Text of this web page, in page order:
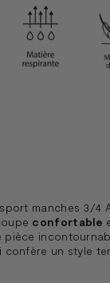
manches 3/4
confortable
pièce
confère un style